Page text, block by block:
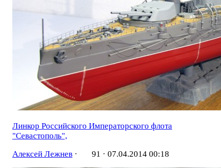
Линкор Российского Императорского флота
"Севастополь",
Алексей Лежнев· 91 · 07.04.2014 00:18